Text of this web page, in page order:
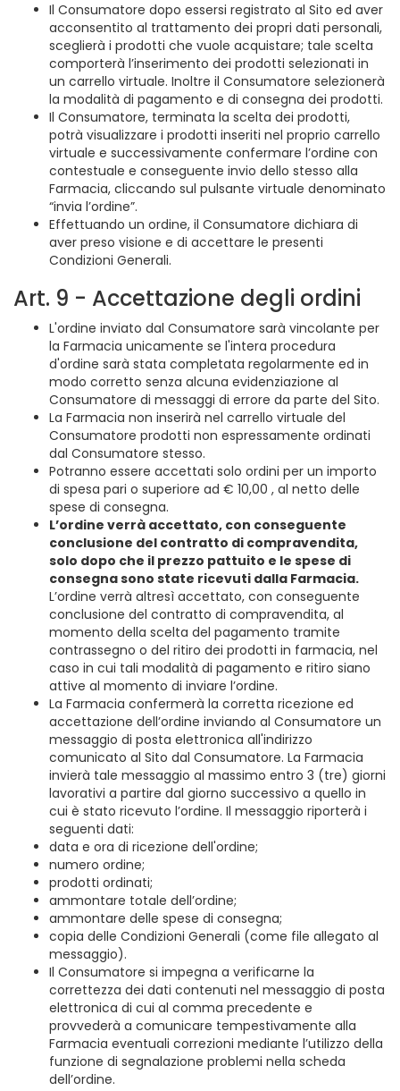
Il Consumatore dopo essersi registrato al Sito ed aver
acconsentito al trattamento dei propri dati personali,
sceglierà i prodotti che vuole acquistare; tale scelta
comporterà l’inserimento dei prodotti selezionati in
un carrello virtuale. Inoltre il Consumatore selezionerà
la modalità di pagamento e di consegna dei prodotti.
Il Consumatore, terminata la scelta dei prodotti,
potrà visualizzare i prodotti inseriti nel proprio carrello
virtuale e successivamente confermare l’ordine con
contestuale e conseguente invio dello stesso alla
Farmacia, cliccando sul pulsante virtuale denominato
“invia l’ordine”.
Effettuando un ordine, il Consumatore dichiara di
aver preso visione e di accettare le presenti
Condizioni Generali.
Art. 9 - Accettazione degli ordini
L'ordine inviato dal Consumatore sarà vincolante per
la Farmacia unicamente se l'intera procedura
d'ordine sarà stata completata regolarmente ed in
modo corretto senza alcuna evidenziazione al
Consumatore di messaggi di errore da parte del Sito.
La Farmacia non inserirà nel carrello virtuale del
Consumatore prodotti non espressamente ordinati
dal Consumatore stesso.
Potranno essere accettati solo ordini per un importo
di spesa pari o superiore ad € 10,00 , al netto delle
spese di consegna.
L’ordine verrà accettato, con conseguente
conclusione del contratto di compravendita,
solo dopo che il prezzo pattuito e le spese di
consegna sono state ricevuti dalla Farmacia.
L’ordine verrà altresì accettato, con conseguente
conclusione del contratto di compravendita, al
momento della scelta del pagamento tramite
contrassegno o del ritiro dei prodotti in farmacia, nel
caso in cui tali modalità di pagamento e ritiro siano
attive al momento di inviare l’ordine.
La Farmacia confermerà la corretta ricezione ed
accettazione dell’ordine inviando al Consumatore un
messaggio di posta elettronica all'indirizzo
comunicato al Sito dal Consumatore. La Farmacia
invierà tale messaggio al massimo entro 3 (tre) giorni
lavorativi a partire dal giorno successivo a quello in
cui è stato ricevuto l’ordine. Il messaggio riporterà i
seguenti dati:
data e ora di ricezione dell'ordine;
numero ordine;
prodotti ordinati;
ammontare totale dell’ordine;
ammontare delle spese di consegna;
copia delle Condizioni Generali (come file allegato al
messaggio).
Il Consumatore si impegna a verificarne la
correttezza dei dati contenuti nel messaggio di posta
elettronica di cui al comma precedente e
provvederà a comunicare tempestivamente alla
Farmacia eventuali correzioni mediante l’utilizzo della
funzione di segnalazione problemi nella scheda
dell’ordine.